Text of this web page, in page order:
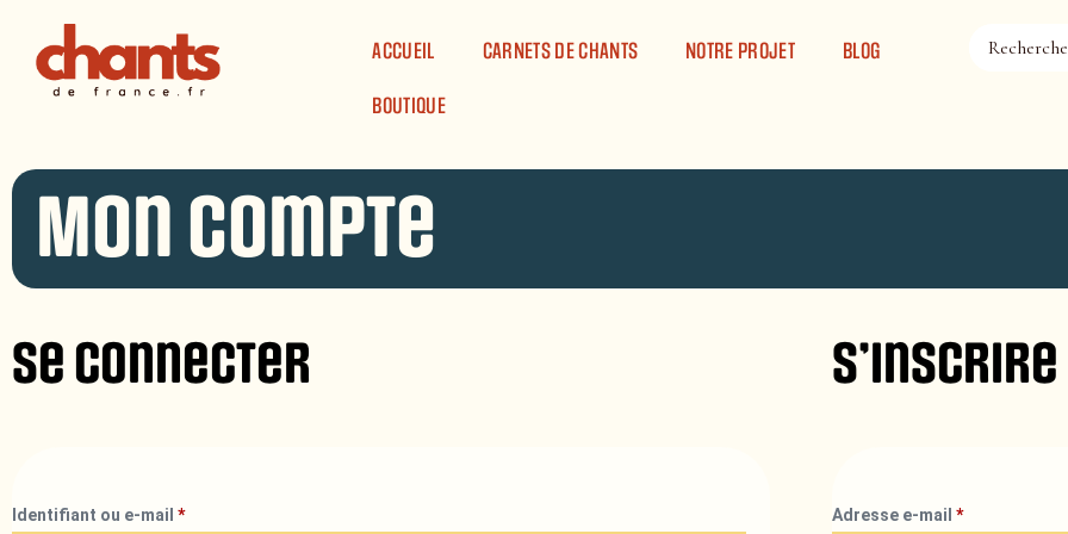
ACCUEIL
CARNETS DE CHANTS NOTRE PROJET BLOG
BOUTIQUE
Mon compte
Se connecter
Identifiant ou e-mail *
S’inscrire
Adresse e-mail*